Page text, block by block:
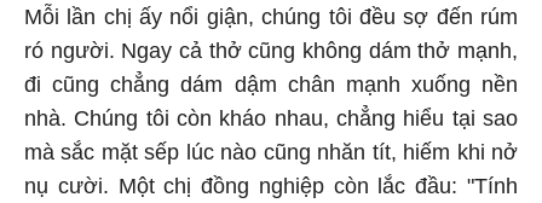
Mỗi lần chị ấy nổi giận, chúng tôi đều sợ đến rúm
ró người. Ngay cả thở cũng không dám thở mạnh,
đi cũng chẳng dám dậm chân mạnh xuống nền
nhà. Chúng tôi còn kháo nhau, chẳng hiểu tại sao
mà sắc mặt sếp lúc nào cũng nhăn tít, hiếm khi nở
nụ cười. Một chị đồng nghiệp còn lắc đầu: "Tính